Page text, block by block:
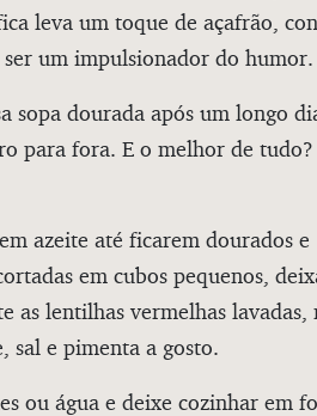
leva um toque de açafrão,
um impulsionador do humor.
sopa dourada após um longo
para fora. E o melhor de tudo?
azeite até ficarem dourados e
em cubos pequenos,
as lentilhas vermelhas lavadas,
sal e pimenta a gosto.
ou água e deixe cozinhar em